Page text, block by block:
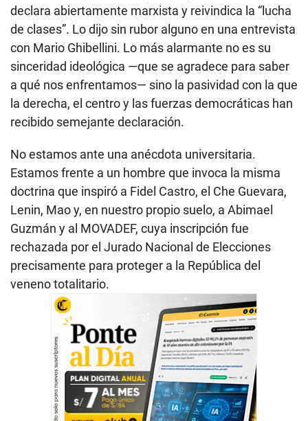
declara abiertamente marxista y reivindica la “lucha
de clases”. Lo dijo sin rubor alguno en una entrevista
con Mario Ghibellini. Lo más alarmante no es su
sinceridad ideológica —que se agradece para saber
a qué nos enfrentamos— sino la pasividad con la que
la derecha, el centro y las fuerzas democráticas han
recibido semejante declaración.
No estamos ante una anécdota universitaria.
Estamos frente a un hombre que invoca la misma
doctrina que inspiró a Fidel Castro, el Che Guevara,
Lenin, Mao y, en nuestro propio suelo, a Abimael
Guzmán y al MOVADEF, cuya inscripción fue
rechazada por el Jurado Nacional de Elecciones
precisamente para proteger a la República del
veneno totalitario.